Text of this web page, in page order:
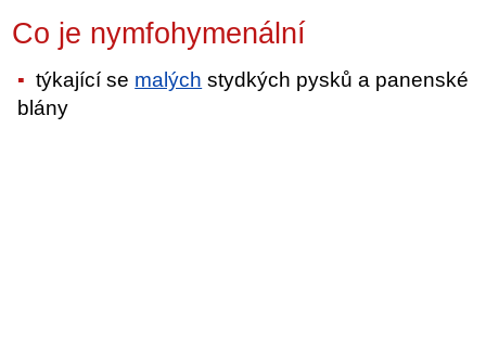
Co je nymfohymenální
týkající se malých stydkých pysků a panenské
blány